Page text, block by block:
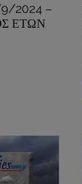
2024 –
ΕΤΩΝ